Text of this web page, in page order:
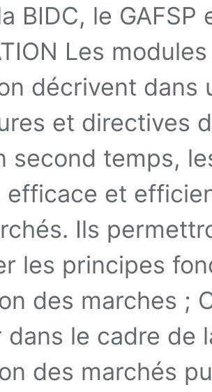
BIDC, le
Les
décrivent dans
et directives
second temps,
efficace et
Ils
les principes
des marches ;
dans le cadre de
des marchés